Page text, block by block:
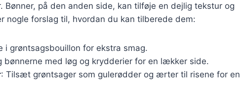
Bønner, på den anden side, kan tilføje en dejlig tekstur og
nogle forslag til, hvordan du kan tilberede dem:
i grøntsagsbouillon for ekstra smag.
bønnerne med løg og krydderier for en lækker side.
: Tilsæt grøntsager som gulerødder og ærter til risene for en